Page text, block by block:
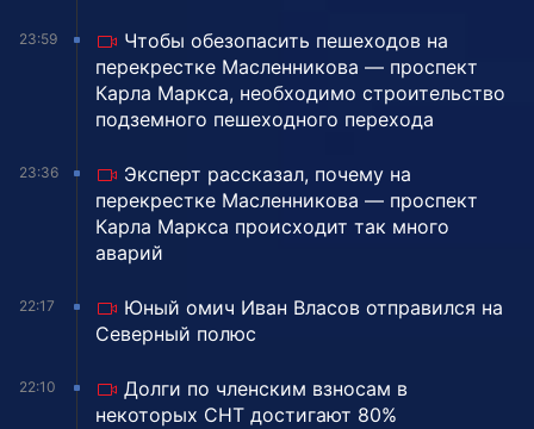
23:59
Чтобы обезопасить пешеходов на
перекрестке Масленникова — проспект
Карла Маркса, необходимо строительство
подземного пешеходного перехода
23:36
Эксперт рассказал, почему на
перекрестке Масленникова — проспект
Карла Маркса происходит так много
аварий
22:17
Юный омич Иван Власов отправился на
Северный полюс
22:10
Долги по членским взносам в
некоторых СНТ достигают 80%